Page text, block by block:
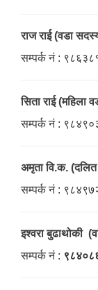
राज राई (वडा
सम्पर्क नं :
सिता राई (महिला
सम्पर्क नं :
अमृता वि.क.
सम्पर्क नं :
इश्वरा बुढाथोकी
सम्पर्क नं :